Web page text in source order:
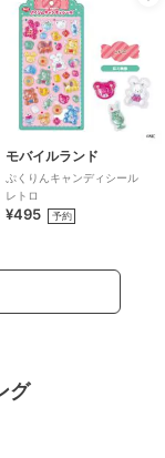
モバイルランド
ぷくりんキャンディシール
レトロ
¥495 予約
グ